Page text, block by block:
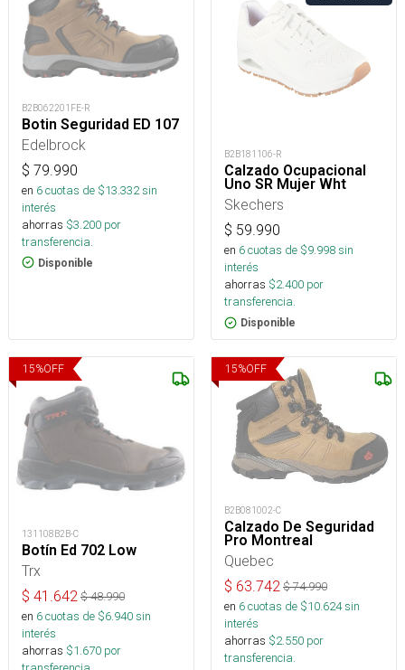
B2B062201FE-R
Botin Seguridad ED 107
Edelbrock
$ 79.990
en 6cuotas de $13.332sin
interés
ahorras $3.200 por
transferencia.
Disponible
B2B181106-R
Calzado Ocupacional
Uno SR Mujer Wht
Skechers
$ 59.990
en 6cuotas de $9.998sin
interés
ahorras $2.400 por
transferencia.
Disponible
15%OFF
131108B2B-C
Botín Ed 702 Low
Trx
$ 41.642 $48.990
en 6cuotas de $6.940sin
interés
ahorras $1.670 por
15%OFF
B2B081002-C
Calzado De Seguridad
Pro Montreal
Quebec
$ 63.742 $74.990
en 6cuotas de $10.624sin
interés
ahorras $2.550 por
transferencia.